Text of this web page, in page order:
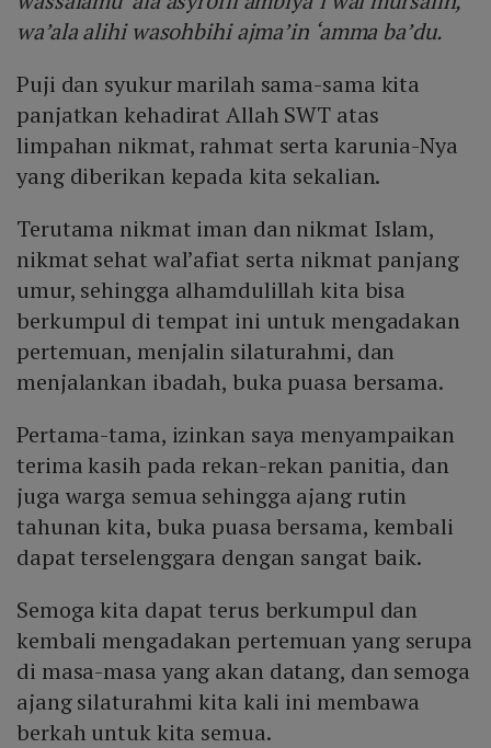
wa’ala alihi wasohbihi ajma’in ‘amma ba’du.
Puji dan syukur marilah sama-sama kita
panjatkan kehadirat Allah SWT atas
limpahan nikmat, rahmat serta karunia-Nya
yang diberikan kepada kita sekalian.
Terutama nikmat iman dan nikmat Islam,
nikmat sehat wal’afiat serta nikmat panjang
umur, sehingga alhamdulillah kita bisa
berkumpul di tempat ini untuk mengadakan
pertemuan, menjalin silaturahmi, dan
menjalankan ibadah, buka puasa bersama.
Pertama-tama, izinkan saya menyampaikan
terima kasih pada rekan-rekan panitia, dan
juga warga semua sehingga ajang rutin
tahunan kita, buka puasa bersama, kembali
dapat terselenggara dengan sangat baik.
Semoga kita dapat terus berkumpul dan
kembali mengadakan pertemuan yang serupa
di masa-masa yang akan datang, dan semoga
ajang silaturahmi kita kali ini membawa
berkah untuk kita semua.